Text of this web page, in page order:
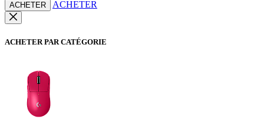
ACHETER ACHETER
ACHETER PAR CATÉGORIE